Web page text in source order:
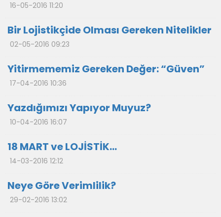
16-05-2016 11:20
Bir Lojistikçide Olması Gereken Nitelikler
02-05-2016 09:23
Yitirmememiz Gereken Değer: “Güven”
17-04-2016 10:36
Yazdığımızı Yapıyor Muyuz?
10-04-2016 16:07
18 MART ve LOJİSTİK…
14-03-2016 12:12
Neye Göre Verimlilik?
29-02-2016 13:02